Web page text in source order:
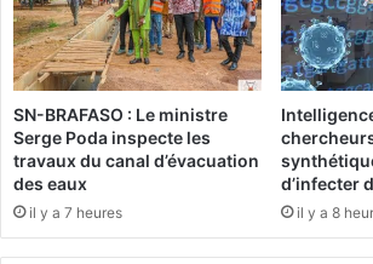
e
n
g
e
r
p
r
è
s
l
’
a
p
SN-BRAFASO : Le ministre
Serge Poda inspecte les
travaux du canal d’évacuation
des eaux
il y a 7 heures
d’infecter
il y a 8